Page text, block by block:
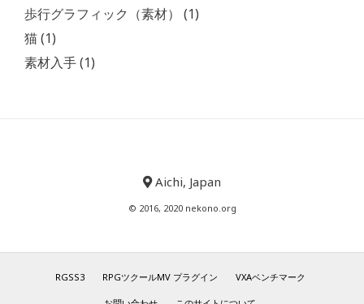
歩行グラフィック（素材）
(1)
猫(1)
素材入手(1)
Aichi, Japan
© 2016, 2020 nekono.org
RGSS3 RPGツクールMV プラグイン VXAベンチマーク